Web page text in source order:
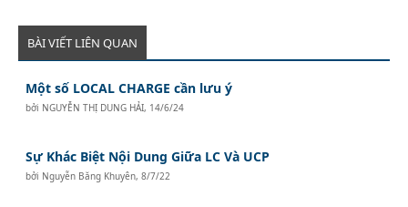
BÀI VIẾT LIÊN QUAN
Một số LOCAL CHARGE cần lưu ý
bởi NGUYỄN THỊ DUNG HẢI, 14/6/24
Sự Khác Biệt Nội Dung Giữa LC Và UCP
bởi Nguyễn Băng Khuyên,8/7/22